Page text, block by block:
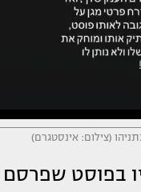
(צילום: אינסטגרם)
דבריו בפוסט